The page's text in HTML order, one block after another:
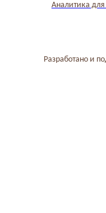
Аналитика
Разработано и